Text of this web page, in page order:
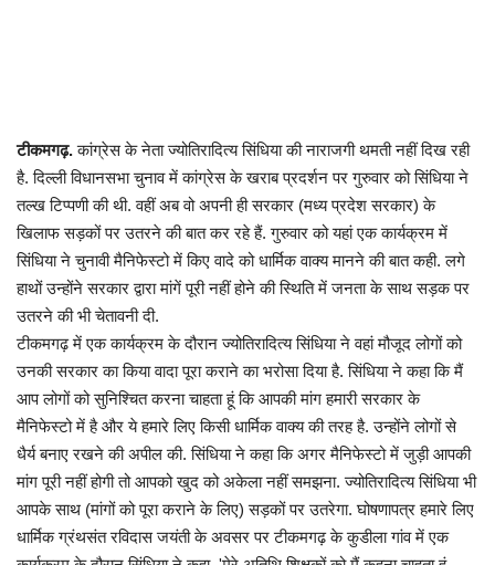
झारखंड
लाइफस्टाइल
कैरियर
पर्यटन
खेल
धर्म
मनोरंजन
बिजनेस
टीकमगढ़.कांग्रेस के नेता ज्योतिरादित्य सिंधिया की नाराजगी थमती नहीं दिख रही
है. दिल्ली विधानसभा चुनाव में कांग्रेस के खराब प्रदर्शन पर गुरुवार को सिंधिया ने
तल्ख टिप्पणी की थी. वहीं अब वो अपनी ही सरकार (मध्य प्रदेश सरकार) के
खिलाफ सड़कों पर उतरने की बात कर रहे हैं. गुरुवार को यहां एक कार्यक्रम में
सिंधिया ने चुनावी मैनिफेस्टो में किए वादे को धार्मिक वाक्य मानने की बात कही. लगे
हाथों उन्होंने सरकार द्वारा मांगें पूरी नहीं होने की स्थिति में जनता के साथ सड़क पर
उतरने की भी चेतावनी दी.
टीकमगढ़ में एक कार्यक्रम के दौरान ज्योतिरादित्य सिंधिया ने वहां मौजूद लोगों को
उनकी सरकार का किया वादा पूरा कराने का भरोसा दिया है. सिंधिया ने कहा कि मैं
आप लोगों को सुनिश्चित करना चाहता हूं कि आपकी मांग हमारी सरकार के
मैनिफेस्टो में है और ये हमारे लिए किसी धार्मिक वाक्य की तरह है. उन्होंने लोगों से
धैर्य बनाए रखने की अपील की. सिंधिया ने कहा कि अगर मैनिफेस्टो में जुड़ी आपकी
मांग पूरी नहीं होगी तो आपको खुद को अकेला नहीं समझना. ज्योतिरादित्य सिंधिया भी
आपके साथ (मांगों को पूरा कराने के लिए) सड़कों पर उतरेगा. घोषणापत्र हमारे लिए
धार्मिक ग्रंथसंत रविदास जयंती के अवसर पर टीकमगढ़ के कुडीला गांव में एक